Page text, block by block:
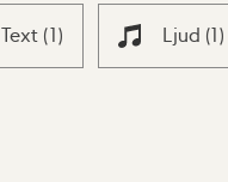
Text (1) Ljud (1)